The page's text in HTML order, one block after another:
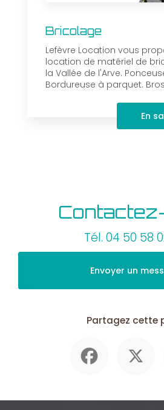
Bricolage
Lefèvre Location vous
location de matériel de
la Vallée de l'Arve.
Bordureuse à parquet.
En
Tél. 04 50 58
Envoyer un
Partagez cette